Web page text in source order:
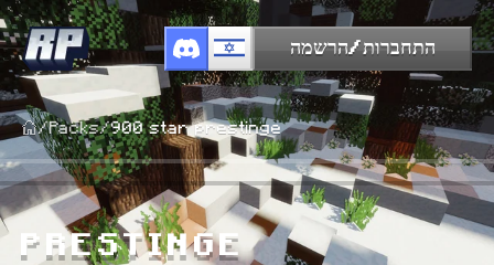
התחברות/הרשמה
/Packs/900 star prestinge